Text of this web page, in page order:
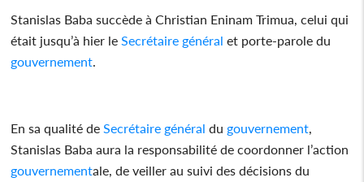
Stanislas Baba succède à Christian Eninam Trimua, celui qui
était jusqu’à hier le Secrétaire général et porte-parole du
gouvernement
En sa qualité de Secrétaire général du gouvernement
Stanislas Baba aura la responsabilité de coordonner l’action
gouvernementale, de veiller au suivi des décisions du